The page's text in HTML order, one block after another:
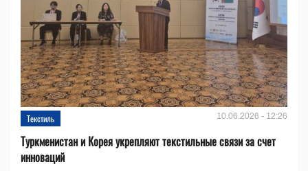
Текстиль 10.06.2026 - 12:26
Туркменистан и Корея укрепляют текстильные связи за счет
инноваций